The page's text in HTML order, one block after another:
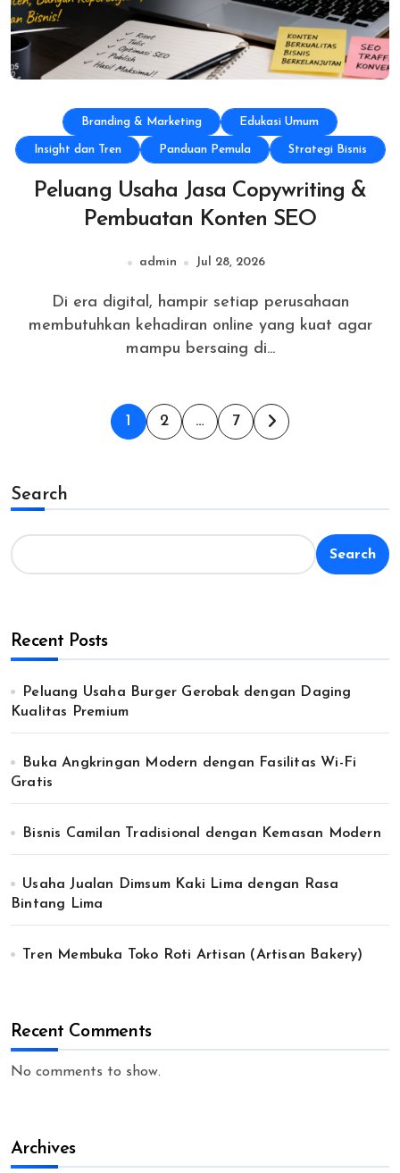
Branding & Marketing Edukasi Umum
Insight dan Tren Panduan Pemula Strategi Bisnis
Peluang Usaha Jasa Copywriting &
Pembuatan Konten SEO
admin Jul 28, 2026
Di era digital, hampir setiap perusahaan
membutuhkan kehadiran online yang kuat agar
mampu bersaing di...
Posts
1 2 … 7
Search
Search
Recent Posts
Peluang Usaha Burger Gerobak dengan Daging
Kualitas Premium
Buka Angkringan Modern dengan Fasilitas Wi-Fi
Gratis
Bisnis Camilan Tradisional dengan Kemasan Modern
Usaha Jualan Dimsum Kaki Lima dengan Rasa
Bintang Lima
Tren Membuka Toko Roti Artisan (Artisan Bakery)
Recent Comments
No comments to show.
Archives